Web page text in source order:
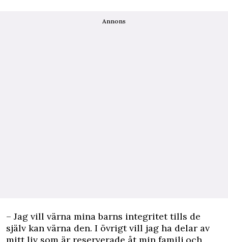
Annons
– Jag vill värna mina barns integritet tills de
själv kan värna den. I övrigt vill jag ha delar av